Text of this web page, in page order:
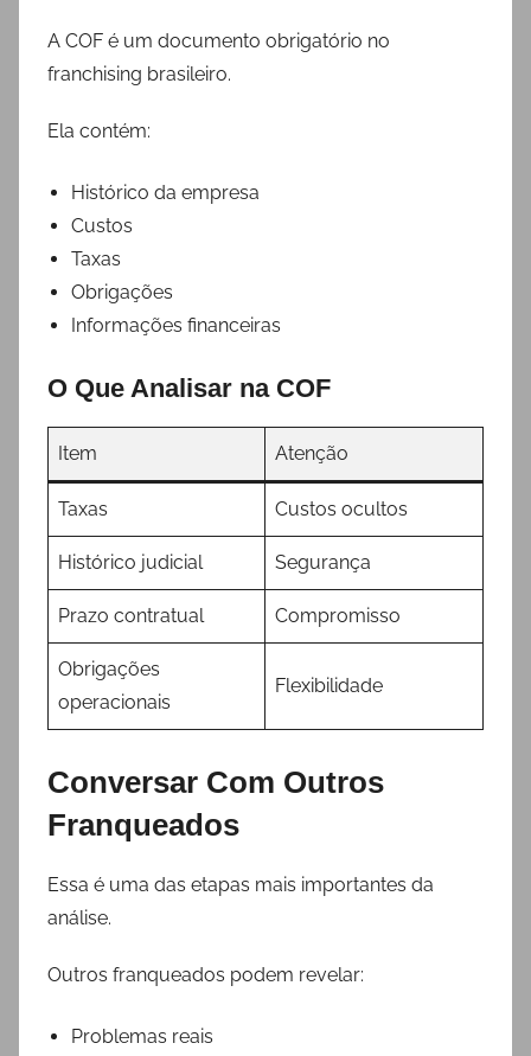
A COF é um documento obrigatório no
franchising brasileiro.
Ela contém:
Histórico da empresa
Custos
Taxas
Obrigações
Informações financeiras
O Que Analisar na COF
Item Atenção
Taxas Custos ocultos
Histórico judicial Segurança
Prazo contratual Compromisso
Obrigações
operacionais
Flexibilidade
Conversar Com Outros
Franqueados
Essa é uma das etapas mais importantes da
análise.
Outros franqueados podem revelar:
Problemas reais